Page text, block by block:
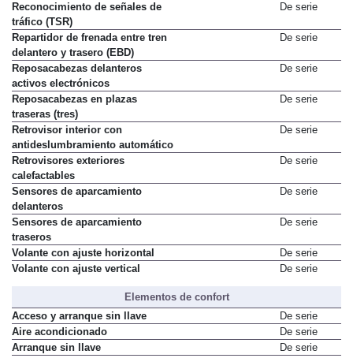
Reconocimiento de señales de
tráfico (TSR)
De serie
Repartidor de frenada entre tren
delantero y trasero (EBD)
De serie
Reposacabezas delanteros
activos electrónicos
De serie
Reposacabezas en plazas
traseras (tres)
De serie
Retrovisor interior con
antideslumbramiento automático
De serie
Retrovisores exteriores
calefactables
De serie
Sensores de aparcamiento
delanteros
De serie
Sensores de aparcamiento
traseros
De serie
Volante con ajuste horizontal
De serie
Volante con ajuste vertical
De serie
Elementos de confort
Acceso y arranque sin llave
De serie
Aire acondicionado
De serie
Arranque sin llave
De serie